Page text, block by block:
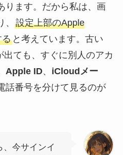
ります。だから私は、画
設定上部のApple
ると考えています。古い
ても、すぐに別人のアカ
Apple ID、 iCloudメー
話番号を分けて見るのが
、今サインイ